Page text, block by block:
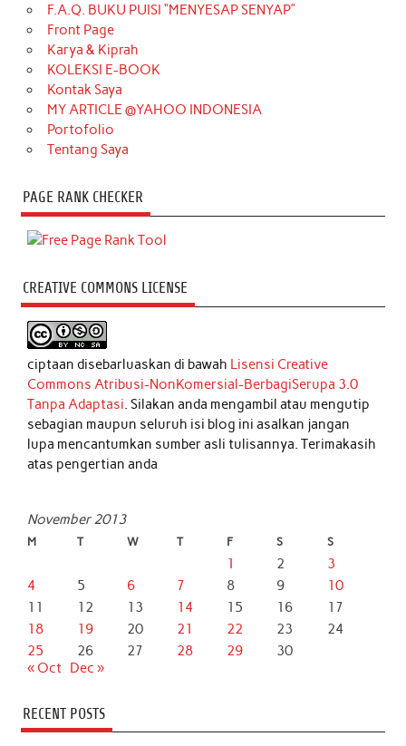
F.A.Q. BUKU PUISI “MENYESAP SENYAP”
Front Page
Karya & Kiprah
KOLEKSI E-BOOK
Kontak Saya
MY ARTICLE @YAHOO INDONESIA
Portofolio
Tentang Saya
PAGE RANK CHECKER
CREATIVE COMMONS LICENSE
ciptaan disebarluaskan di bawah Lisensi Creative
Commons Atribusi-NonKomersial-BerbagiSerupa 3.0
Tanpa Adaptasi. Silakan anda mengambil atau mengutip
sebagian maupun seluruh isi blog ini asalkan jangan
lupa mencantumkan sumber asli tulisannya. Terimakasih
atas pengertian anda
November 2013
M T W T F S S
1 2
3
4
5 6 7 8 9
10
11
12 13 14 15 16
17
18
19 20 21 22 23
24
25
26 27 28 29
30
« Oct
Dec »
RECENT POSTS